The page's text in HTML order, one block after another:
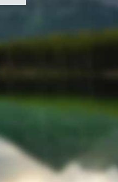
gouvernement
du